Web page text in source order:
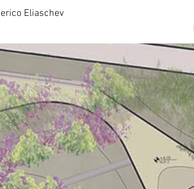
Eliaschev